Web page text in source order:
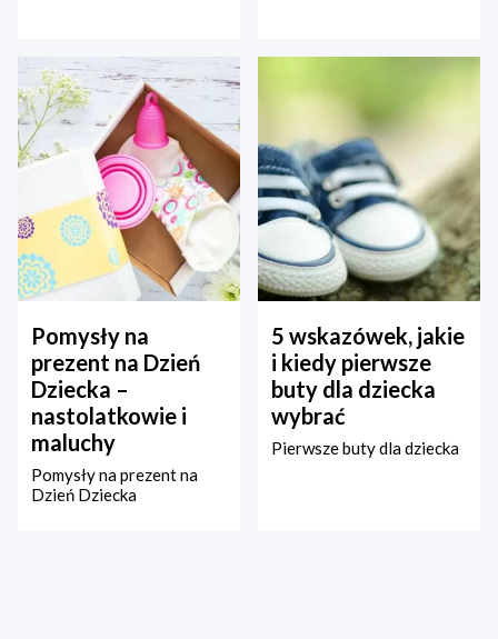
Pomysły na
prezent na Dzień
Dziecka –
nastolatkowie i
maluchy
Pomysły na prezent na
Dzień Dziecka
5 wskazówek, jakie
i kiedy pierwsze
buty dla dziecka
wybrać
Pierwsze buty dla dziecka